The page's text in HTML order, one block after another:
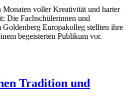
Monaten voller Kreativität und harter
Die Fachschülerinnen und
Europakolleg stellten ihre
begeisterten Publikum vor.
Tradition und